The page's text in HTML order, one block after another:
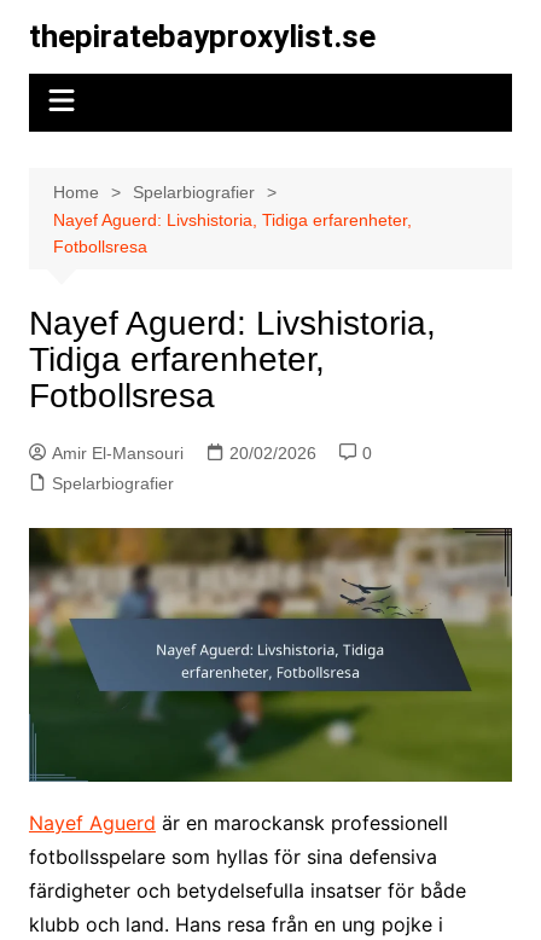
content
thepiratebayproxylist.se
Home
Spelarbiografier
Nayef Aguerd: Livshistoria, Tidiga erfarenheter,
Fotbollsresa
Nayef Aguerd: Livshistoria,
Tidiga erfarenheter,
Fotbollsresa
Amir El-Mansouri 20/02/2026
0
Spelarbiografier
Nayef Aguerd är en marockansk professionell
fotbollsspelare som hyllas för sina defensiva
färdigheter och betydelsefulla insatser för både
klubb och land. Hans resa från en ung pojke i